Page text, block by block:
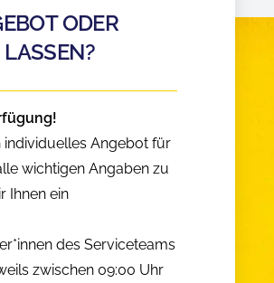
ODER
individuelles Angebot für
wichtigen Angaben zu
Ihnen ein
des Serviceteams
zwischen 09:00 Uhr